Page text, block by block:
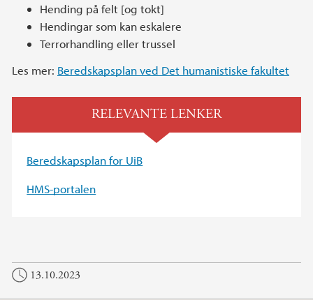
Hending på felt [og tokt]
Hendingar som kan eskalere
Terrorhandling eller trussel
Les mer: Beredskapsplan ved Det humanistiske fakultet
RELEVANTE LENKER
Beredskapsplan for UiB
HMS-portalen
13.10.2023